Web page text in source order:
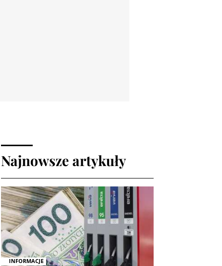
Najnowsze artykuły
INFORMACJE